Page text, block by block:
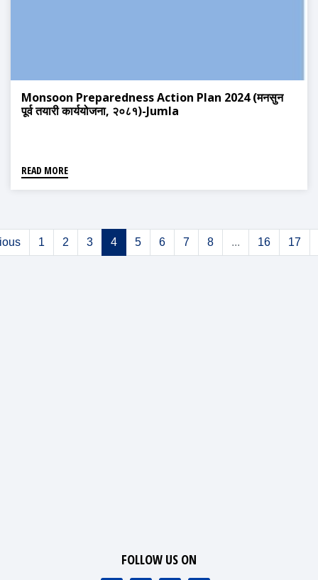
Monsoon Preparedness Action Plan 2024 (मनसुन
पूर्व तयारी कार्ययोजना, २०८१)-Jumla
READ MORE
1 2 3 4 5 6 7 8 ... 16 17
FOLLOW US ON